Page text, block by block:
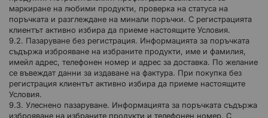
маркиране на любими продукти, проверка на статуса на
поръчката и разглеждане на минали поръчки. С регистрацията
клиентът активно избира да приеме настоящите Условия.
9.2. Пазаруване без регистрация. Информацията за поръчката
съдържа изброяване на избраните продукти, име и фамилия,
имейл адрес, телефонен номер и адрес за доставка. По желание
се въвеждат данни за издаване на фактура. При покупка без
регистрация клиентът активно избира да приеме настоящите
Условия.
9.3. Улеснено пазаруване. Информацията за поръчката съдържа
изброяване на избраните продукти и телефонен номер. С